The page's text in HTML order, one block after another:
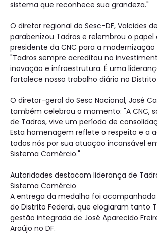
sistema que reconhece sua grandeza."
O diretor regional do Sesc-DF, Valcides
parabenizou Tadros e relembrou o papel
presidente da CNC para a
"Tadros sempre acreditou no
inovação e infraestrutura. É uma
fortalece nosso trabalho diário no Distrito
O diretor-geral do Sesc Nacional, José
também celebrou o momento: "A CNC,
de Tadros, vive um período de
Esta homenagem reflete o respeito e a
todos nós por sua atuação incansável
Sistema Comércio."
Autoridades destacam liderança de
Sistema Comércio
A entrega da medalha foi
do Distrito Federal, que elogiaram tanto
gestão integrada de José Aparecido
Araújo no DF.